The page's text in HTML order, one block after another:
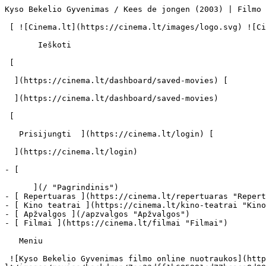
Kyso Bekelio Gyvenimas / Kees de jongen (2003) | Filmo online info - cinema.lt                            Ieškoti     

 [ ![Cinema.lt](https://cinema.lt/images/logo.svg) ![Cinema.lt](https://cinema.lt/images/favicon.svg) ](https://cinema.lt "Cinema.lt")

       Ieškoti     

 [  

  ](https://cinema.lt/dashboard/saved-movies) [  

  ](https://cinema.lt/dashboard/saved-movies)

 [  

   Prisijungti  ](https://cinema.lt/login) [  

  ](https://cinema.lt/login) 

- [  

      ](/ "Pagrindinis")
- [ Repertuaras ](https://cinema.lt/repertuaras "Repertuaras")
- [ Kino teatrai ](https://cinema.lt/kino-teatrai "Kino teatrai")
- [ Apžvalgos ](/apzvalgos "Apžvalgos")
- [ Filmai ](https://cinema.lt/filmai "Filmai")

   Meniu   

 ![Kyso Bekelio Gyvenimas filmo online nuotraukos](https://s3.eu-central-1.amazonaws.com/cinema-lt/images/movies/backdrop/7ee33dff1b685991cd77bcaca8d88e56/c/uPzz8snUhInEaWmB-lg.jpg)

 1. [ 

      cinema.lt  ](/)
2. [  Filmai  ](https://cinema.lt/filmai)
3. Kyso Bekelio Gyvenimas

   ![](https://cinema.lt/images/bookmarks/bookmark.svg)   

 [    ![Kyso Bekelio Gyvenimas filmo online nuotraukos](https://s3.eu-central-1.amazonaws.com/cinema-lt/images/movies/poster/8fad0936ce5aac3a1c4560b9d87ed177/c/JOIVOG836y0rKK7a-2xl.webp)  ](https://s3.eu-central-1.amazonaws.com/cinema-lt/images/movies/poster/8fad0936ce5aac3a1c4560b9d87ed177/c/JOIVOG836y0rKK7a-full.jpg) 

   ![](https://cinema.lt/images/bookmarks/bookmark.svg)   

 [    ![Kyso Bekelio Gyvenimas filmo online nuotraukos](https://s3.eu-central-1.amazonaws.com/cinema-lt/images/movies/poster/8fad0936ce5aac3a1c4560b9d87ed177/c/JOIVOG836y0rKK7a-2xl.webp)  ](https://s3.eu-central-1.amazonaws.com/cinema-lt/images/movies/poster/8fad0936ce5aac3a1c4560b9d87ed177/c/JOIVOG836y0rKK7a-full.jpg) 

Kyso Bekelio Gyvenimas Kees de jongen Kees De Jongen 
=====================================================

 [ Drama ](https://cinema.lt/zanrai/dramos "Drama") [ Visai šeimai ](https://cinema.lt/zanrai/visai-seimai "Visai šeimai") 

 1 val. 36 min. 

 [  Filmo informacija   

  ](#storyline-with-details) 

 [ Drama ](https://cinema.lt/zanrai/dramos "Drama") [ Visai šeimai ](https://cinema.lt/zanrai/visai-seimai "Visai šeimai") 

 [ Premjera 2003 m. lapkričio 27 d. 

 Nerodomas kino teatruose 

 ](#repertoire) 

 Dalintis

 [ ![Facebook](https://cinema.lt/images/socials/facebook_icon_white.svg) ](https://www.facebook.com/sharer/sharer.php?u=https%3A%2F%2Fcinema.lt%2Ffilmai%2Fkyso-bekelio-gyvenimas)[ ![Messenger](https://cinema.lt/images/socials/messenger_icon_white.svg) ](https://www.facebook.com/dialog/send?link=https%3A%2F%2Fcinema.lt%2Ffilmai%2Fkyso-bekelio-gyvenimas&redirect_uri=https%3A%2F%2Fcinema.lt%2Ffilmai%2Fkyso-bekelio-gyvenimas)[ ![LinkedIn](https://cinema.lt/images/socials/linkedin_icon_white.svg) ](https://www.linkedin.com/sharing/share-offsite/?url=https%3A%2F%2Fcinema.lt%2Ffilmai%2Fkyso-bekelio-gyvenimas)  

  Kino mėgėjų įvertinimas  

  N/A  

   Įvertinti   

 Premjera 2003 m. lapkričio 27 d. 

 Nerodomas kino teatruose 

 Nerodomas kino teatruose 

  Kino mėgėjų įvertinimas  

  N/A  

   Įvertinti   

 Dalintis

 [ ![Facebook](https://cinema.lt/images/socials/facebook_icon_white.svg) ](https://www.facebook.com/sharer/sharer.php?u=https%3A%2F%2Fcinema.lt%2Ffilmai%2Fkyso-bekelio-gyvenimas)[ ![Messenger](https://cinema.lt/images/socials/messenger_icon_white.svg) ](https://www.facebook.com/dialog/send?link=https%3A%2F%2Fcinema.lt%2Ffilmai%2Fkyso-bekelio-gyvenimas&redirect_uri=https%3A%2F%2Fcinema.lt%2Ffilmai%2Fkyso-bekelio-gyvenimas)[ ![LinkedIn](https://cinema.lt/images/socials/linkedin_icon_white.svg) ](https://www.linkedin.com/sharing/share-offsite/?url=https%3A%2F%2Fcinema.lt%2Ffilmai%2Fkyso-bekelio-gyvenimas)  

 [ Siužetas ](#storyline-with-details) 
---------------------------------------

Kyso Bekelio, olandų berniuko, gyvenusio XX a. pradžioje, jaunystės istorija – jo nuotykiai, jo meilė Rosai. Kysas svajotojas, dažnai pasineriantis į savo fantazijų pasaulį, kuriame įsivaizduoja esantis didvyriu. Staiga susirgus tėvui, jam pačiam tenka rūpintis savo šeima.

 Žanras [ Dramos ](https://cinema.lt/zanrai/dramos "Dramos") [ Visai šeimai ](https://cinema.lt/zanrai/visai-seimai "Visai šeimai") 

 Originalo kalba Olandų / Dutch, Flemish (NL) 

 Filmo trukmė 1 val. 36 min. 

 [ Aktoriai ](#actors) 
-----------------------

 [  Filmo kreditai   

  ](https://cinema.lt/filmai/kyso-bekelio-gyvenimas/kreditai) 

  ![](https://s3.eu-central-1.amazonaws.com/cinema-lt/images/people/profile/be125b9dc4e14b6317996813d5138e61/c/cl8ghus4u90hZDkj-md.webp)  

 Ruud